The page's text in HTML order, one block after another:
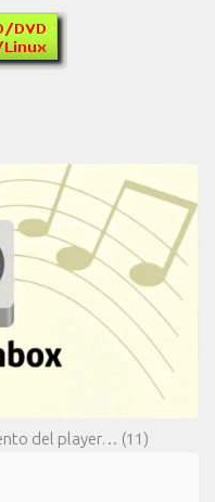
del player… (11)